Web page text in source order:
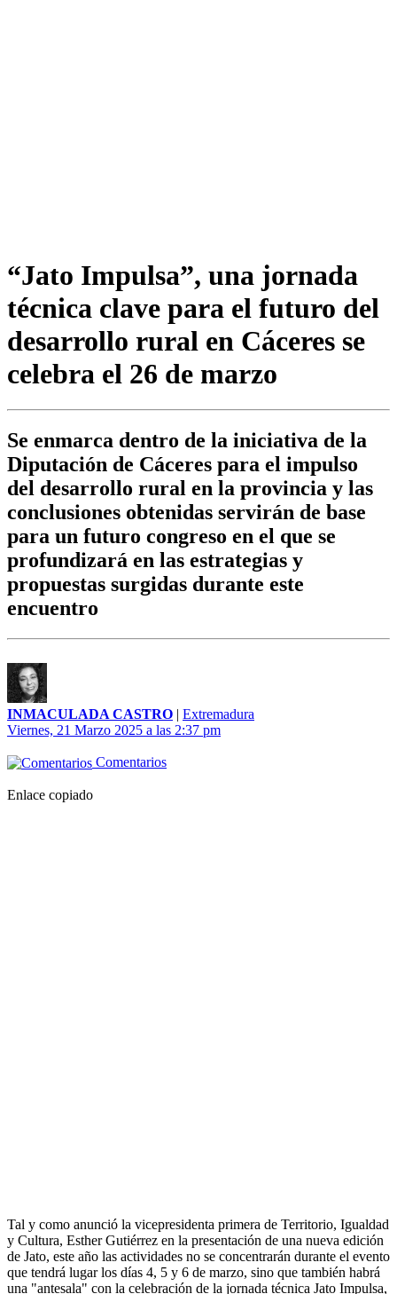
“Jato Impulsa”, una jornada
técnica clave para el futuro del
desarrollo rural en Cáceres se
celebra el 26 de marzo
Se enmarca dentro de la iniciativa de la
Diputación de Cáceres para el impulso
del desarrollo rural en la provincia y las
conclusiones obtenidas servirán de base
para un futuro congreso en el que se
profundizará en las estrategias y
propuestas surgidas durante este
encuentro
INMACULADA CASTRO | Extremadura
Viernes, 21 Marzo 2025 a las 2:37 pm
Comentarios
Enlace copiado
Tal y como anunció la vicepresidenta primera de Territorio, Igualdad
y Cultura, Esther Gutiérrez en la presentación de una nueva edición
de Jato, este año las actividades no se concentrarán durante el evento
que tendrá lugar los días 4, 5 y 6 de marzo, sino que también habrá
una "antesala" con la celebración de la jornada técnica Jato Impulsa,